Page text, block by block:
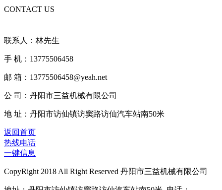
CONTACT US
联系人：林先生
手 机：13775506458
邮 箱：13775506458@yeah.net
公 司：丹阳市三益机械有限公司
地 址：丹阳市访仙镇访窦路访仙汽车站南50米
返回首页
热线电话
一键信息
CopyRight 2018 All Right Reserved 丹阳市三益机械有限公司